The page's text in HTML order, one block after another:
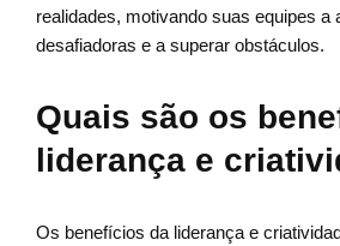
realidades, motivando suas equipes a
desafiadoras e a superar obstáculos.
Quais são os
liderança e
Os benefícios da liderança e